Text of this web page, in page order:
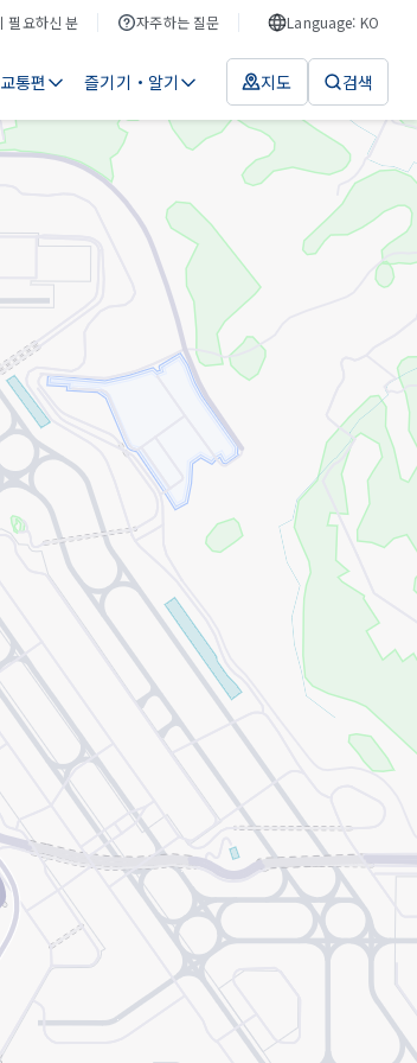
필요하신 분 자주하는 질문 Language: KO
교통편 즐기기・알기 지도 검색